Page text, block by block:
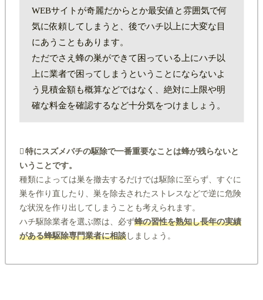
WEBサイトが奇麗だからとか最安値と雰囲気で何
気に依頼してしまうと、後でハチ以上に大変な目
にあうこともあります。
ただでさえ蜂の巣ができて困っている上にハチ以
上に業者で困ってしまうということにならないよ
う見積金額も概算などではなく、絶対に上限や明
確な料金を確認するなど十分気をつけましょう。
特にスズメバチの駆除で一番重要なことは蜂が残らないと
いうことです。
種類によっては巣を撤去するだけでは駆除に至らず、すぐに
巣を作り直したり、巣を除去されたストレスなどで逆に危険
な状況を作り出してしまうことも考えられます。
ハチ駆除業者を選ぶ際は、必ず蜂の習性を熟知し長年の実績
がある蜂駆除専門業者に相談しましょう。